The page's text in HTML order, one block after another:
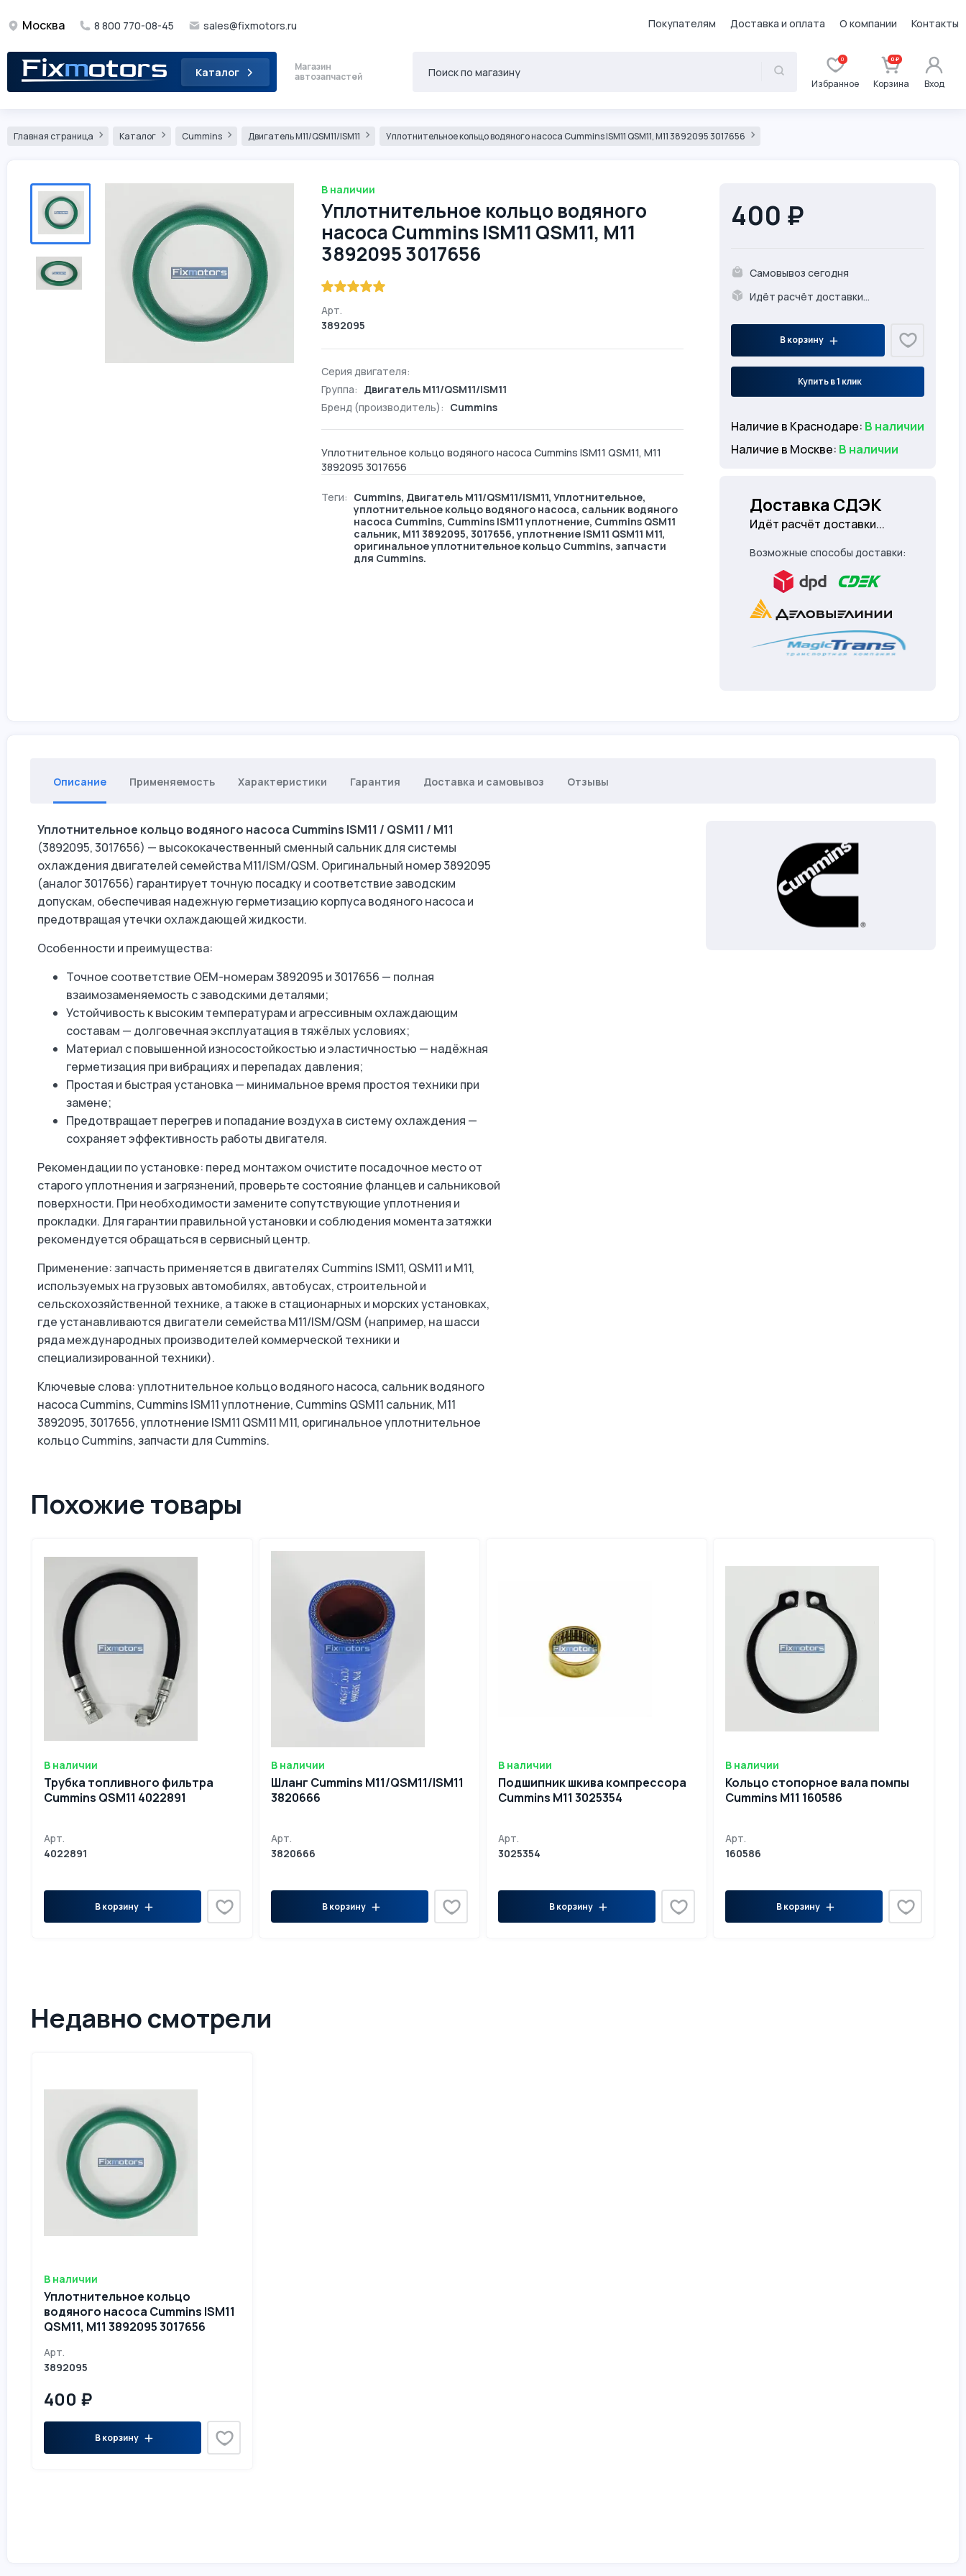
Москва 8 800 770-08-45 sales@fixmotors.ru Покупателям Доставка и оплата О компании Контакты
Каталог
Магазин
автозапчастей
0
Избранное
0 ₽
Корзина Вход
Главная страница Каталог Cummins Двигатель М11/QSM11/ISM11 Уплотнительное кольцо водяного насоса Cummins ISM11 QSM11, M11 3892095 3017656
В наличии
Уплотнительное кольцо водяного
насоса Cummins ISM11 QSM11, M11
3892095 3017656
Арт.
3892095
Серия двигателя:
Группа: Двигатель М11/QSM11/ISM11
Бренд (производитель): Cummins
Уплотнительное кольцо водяного насоса Cummins ISM11 QSM11, M11
3892095 3017656
Теги: Cummins, Двигатель М11/QSM11/ISM11, Уплотнительное,
уплотнительное кольцо водяного насоса, сальник водяного
насоса Cummins, Cummins ISM11 уплотнение, Cummins QSM11
сальник, M11 3892095, 3017656, уплотнение ISM11 QSM11 M11,
оригинальное уплотнительное кольцо Cummins, запчасти
для Cummins.
400 ₽
Самовывоз сегодня
Идёт расчёт доставки...
В корзину
Купить в 1 клик
Наличие в Краснодаре: В наличии
Наличие в Москве: В наличии
Доставка СДЭК
Идёт расчёт доставки...
Возможные способы доставки:
Описание Применяемость Характеристики Гарантия Доставка и самовывоз Отзывы
Уплотнительное кольцо водяного насоса Cummins ISM11 / QSM11 / M11
(3892095, 3017656) — высококачественный сменный сальник для системы
охлаждения двигателей семейства M11/ISM/QSM. Оригинальный номер 3892095
(аналог 3017656) гарантирует точную посадку и соответствие заводским
допускам, обеспечивая надежную герметизацию корпуса водяного насоса и
предотвращая утечки охлаждающей жидкости.
Особенности и преимущества:
Точное соответствие OEM-номерам 3892095 и 3017656 — полная
взаимозаменяемость с заводскими деталями;
Устойчивость к высоким температурам и агрессивным охлаждающим
составам — долговечная эксплуатация в тяжёлых условиях;
Материал с повышенной износостойкостью и эластичностью — надёжная
герметизация при вибрациях и перепадах давления;
Простая и быстрая установка — минимальное время простоя техники при
замене;
Предотвращает перегрев и попадание воздуха в систему охлаждения —
сохраняет эффективность работы двигателя.
Рекомендации по установке: перед монтажом очистите посадочное место от
старого уплотнения и загрязнений, проверьте состояние фланцев и сальниковой
поверхности. При необходимости замените сопутствующие уплотнения и
прокладки. Для гарантии правильной установки и соблюдения момента затяжки
рекомендуется обращаться в сервисный центр.
Применение: запчасть применяется в двигателях Cummins ISM11, QSM11 и M11,
используемых на грузовых автомобилях, автобусах, строительной и
сельскохозяйственной технике, а также в стационарных и морских установках,
где устанавливаются двигатели семейства M11/ISM/QSM (например, на шасси
ряда международных производителей коммерческой техники и
специализированной техники).
Ключевые слова: уплотнительное кольцо водяного насоса, сальник водяного
насоса Cummins, Cummins ISM11 уплотнение, Cummins QSM11 сальник, M11
3892095, 3017656, уплотнение ISM11 QSM11 M11, оригинальное уплотнительное
кольцо Cummins, запчасти для Cummins.
Похожие товары
В наличии
Трубка топливного фильтра
Cummins QSM11 4022891
Арт.
4022891
В корзину
В наличии
Шланг Cummins М11/QSM11/ISM11
3820666
Арт.
3820666
В корзину
В наличии
Подшипник шкива компрессора
Cummins М11 3025354
Арт.
3025354
В корзину
В наличии
Кольцо стопорное вала помпы
Cummins M11 160586
Арт.
160586
В корзину
Недавно смотрели
В наличии
Уплотнительное кольцо
водяного насоса Cummins ISM11
QSM11, M11 3892095 3017656
Арт.
3892095
400 ₽
В корзину